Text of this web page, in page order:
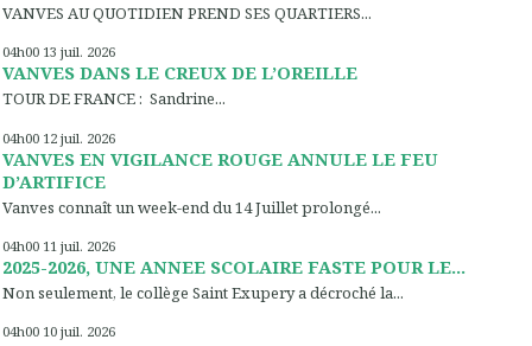
VANVES AU QUOTIDIEN PREND SES QUARTIERS...
04h00 13 juil. 2026
VANVES DANS LE CREUX DE L’OREILLE
TOUR DE FRANCE : Sandrine...
04h00 12 juil. 2026
VANVES EN VIGILANCE ROUGE ANNULE LE FEU
D’ARTIFICE
Vanves connaît un week-end du 14 Juillet prolongé...
04h00 11 juil. 2026
2025-2026, UNE ANNEE SCOLAIRE FASTE POUR LE...
Non seulement, le collège Saint Exupery a décroché la...
04h00 10 juil. 2026